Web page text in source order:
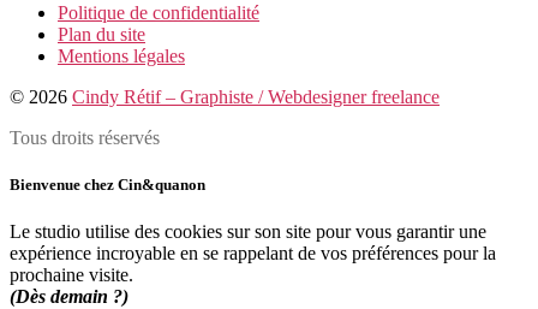
Politique de confidentialité
Plan du site
Mentions légales
© 2026 Cindy Rétif – Graphiste / Webdesigner freelance
Tous droits réservés
Bienvenue chez Cin&quanon
Le studio utilise des cookies sur son site pour vous garantir une
expérience incroyable en se rappelant de vos préférences pour la
prochaine visite.
(Dès demain ?)